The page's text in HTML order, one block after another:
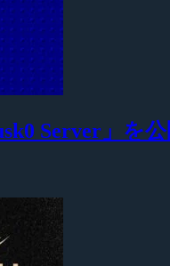
Server」を